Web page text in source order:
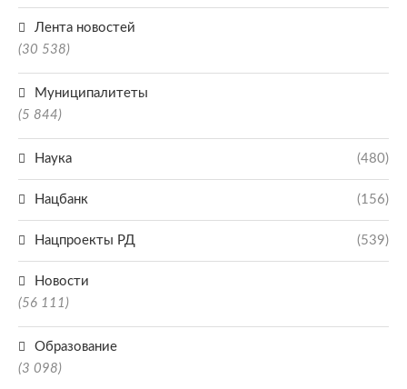
Лента новостей
(30 538)
Муниципалитеты
(5 844)
Наука (480)
Нацбанк (156)
Нацпроекты РД (539)
Новости
(56 111)
Образование
(3 098)